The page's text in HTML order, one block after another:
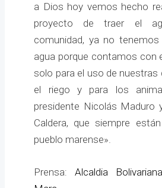
a Dios hoy vemos hecho
proyecto de traer el
comunidad, ya no
agua porque contamos con
solo para el uso de nuestras
el riego y para los
presidente Nicolás Maduro
Caldera, que siempre
pueblo marense».
Prensa: Alcaldia